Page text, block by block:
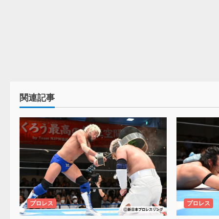
関連記事
プロレス プロレス